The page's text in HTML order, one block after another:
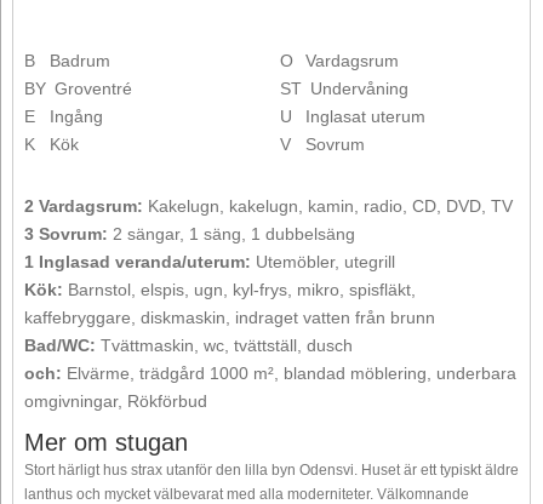
B
Badrum
BY Groventré
E
Ingång
K
Kök
O
Vardagsrum
ST Undervåning
U
Inglasat uterum
V
Sovrum
2 Vardagsrum: Kakelugn, kakelugn, kamin, radio, CD, DVD, TV
3 Sovrum: 2 sängar, 1 säng, 1 dubbelsäng
1 Inglasad veranda/uterum: Utemöbler, utegrill
Kök: Barnstol, elspis, ugn, kyl-frys, mikro, spisfläkt,
kaffebryggare, diskmaskin, indraget vatten från brunn
Bad/WC: Tvättmaskin, wc, tvättställ, dusch
och: Elvärme, trädgård 1000 m², blandad möblering, underbara
omgivningar, Rökförbud
Mer om stugan
Stort härligt hus strax utanför den lilla byn Odensvi. Huset är ett typiskt äldre
lanthus och mycket välbevarat med alla moderniteter. Välkomnande